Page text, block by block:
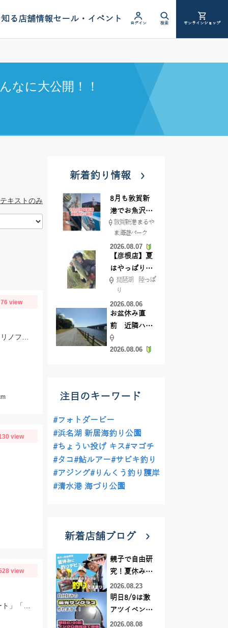
る店舗情報セール・イベント ログイン 検索 オンラインショップ
なに大公開！！
テキストのみ
76 view
view
view
新着釣り情報
8月も敦賀新
港でお魚沢山
♪ イシグロ彦
根店
敦賀新港 まるや
ま海遊パーク
2026.08.07
【彦根店】夏
はやっぱりカ
バー撃ち
【45cmキャ
ッチ】
琵琶湖 陸っぱ
り
2026.08.06
お盆休み直
前 近隣ハゼ
釣り場調査し
てきました
2026.08.06
注目のキーワード
#フォトダービー
#浜名湖 新居海釣り公園
#ちょうい投げ キス#マゴチ
#タコ#鮎ルアー#サビキ釣り
#アジング#りんくう釣り護岸
#清水港 海づり公園
新着店舗ブログ
親子で自由研
究！夏休みに
釣りデビュー
2026.08.23
明日8/9は激
アツイベント
日！！！～オ
2026.08.08